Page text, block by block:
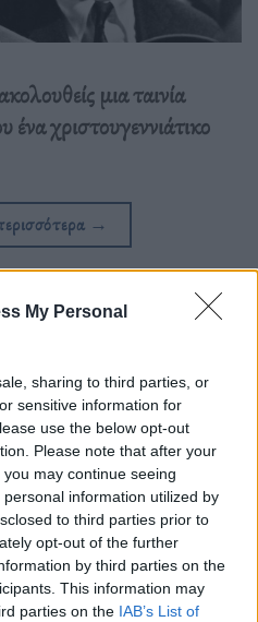
My Personal
sharing to third parties, or
sensitive information for
use the below opt-out
Please note that after your
may continue seeing
information utilized by
to third parties prior to
opt-out of the further
by third parties on the
This information may
parties on the IAB’s List of
μια ταινία
χριστουγεννιάτικο
→